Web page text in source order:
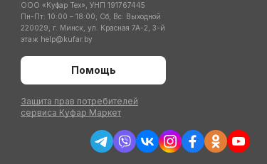
ООО «Куфар Тех», УНП 191767445
Пн-Пт: 10:00 – 18:00; Сб, Вс: Выходной
220029, г. Минск, ул. Красная 7А-2, 3-й
этаж help@kufar.by
Помощь
Защита прав потребителей
сервиса Куфар Маркет